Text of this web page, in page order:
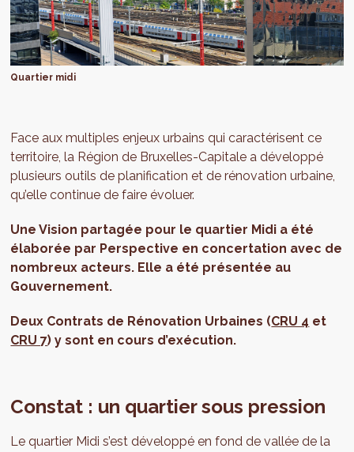
Quartier midi
Face aux multiples enjeux urbains qui caractérisent ce
territoire, la Région de Bruxelles-Capitale a développé
plusieurs outils de planification et de rénovation urbaine,
qu’elle continue de faire évoluer.
Une Vision partagée pour le quartier Midi a été
élaborée par Perspective en concertation avec de
nombreux acteurs. Elle a été présentée au
Gouvernement.
Deux Contrats de Rénovation Urbaines (CRU 4 et
CRU 7) y sont en cours d’exécution.
Constat : un quartier sous pression
Le quartier Midi s’est développé en fond de vallée de la